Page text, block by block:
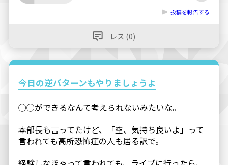
投稿を報告する
レス (0)
今日の逆パターンもやりましょうよ
◯◯ができるなんて考えられないみたいな。
本部長も言ってたけど、「空、気持ち良いよ」って
言われても高所恐怖症の人も居る訳で。